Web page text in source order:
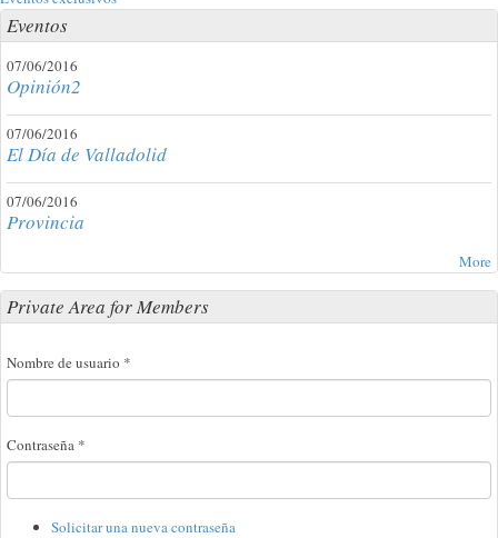
Eventos
07/06/2016
Opinión2
07/06/2016
El Día de Valladolid
07/06/2016
Provincia
More
Private Area for Members
Nombre de usuario *
Contraseña *
Solicitar una nueva contraseña